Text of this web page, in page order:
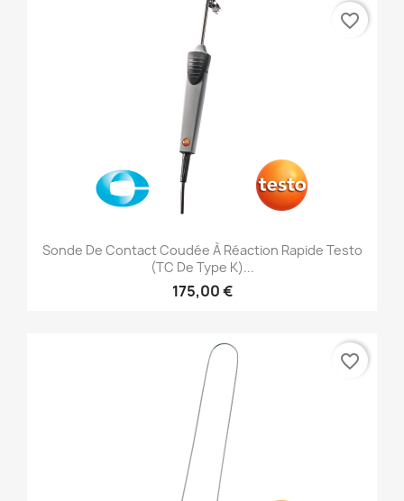
Sonde De Contact Coudée À Réaction Rapide Testo
(TC De Type K)...
175,00 €
favorite_border
favorite_border